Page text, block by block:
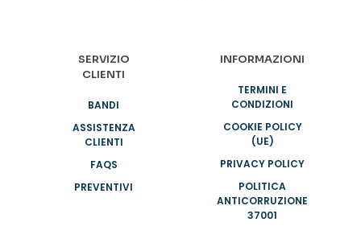
SERVIZIO
CLIENTI
BANDI
ASSISTENZA
CLIENTI
FAQS
PREVENTIVI
INFORMAZIONI
TERMINI E
CONDIZIONI
COOKIE POLICY
(UE)
PRIVACY POLICY
POLITICA
ANTICORRUZIONE
37001